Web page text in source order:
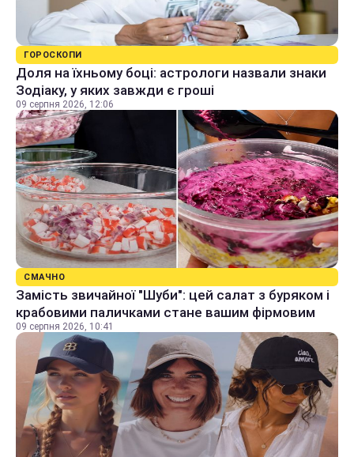
ГОРОСКОПИ
Доля на їхньому боці: астрологи назвали знаки
Зодіаку, у яких завжди є гроші
09 серпня 2026, 12:06
СМАЧНО
Замість звичайної "Шуби": цей салат з буряком і
крабовими паличками стане вашим фірмовим
09 серпня 2026, 10:41